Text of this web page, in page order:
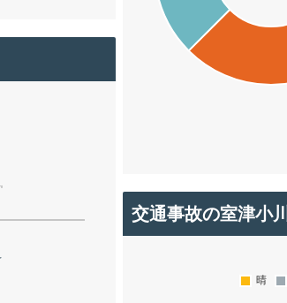
交通事故の室津小